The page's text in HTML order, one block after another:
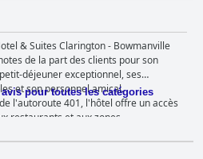
& Suites Clarington - Bowmanville
de la part des clients pour son
déjeuner exceptionnel, ses
et son personnel amical.
l'autoroute 401, l'hôtel offre un accès
restaurants et aux zones
halte pratique pour les courts séjours
l'environnement paisible et
pour toutes les catégories